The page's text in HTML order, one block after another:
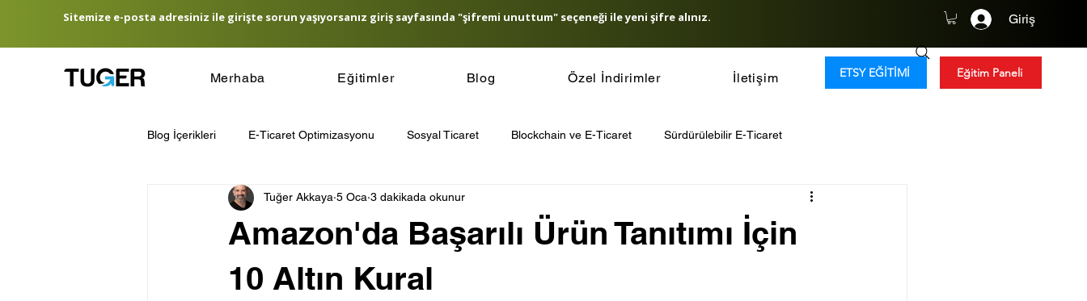
Sitemize e-posta adresiniz ile girişte sorun yaşıyorsanız giriş sayfasında "şifremi unuttum" seçeneği ile yeni şifre alınız. Giriş
Merhaba Eğitimler Blog Özel İndirimler İletişim ETSY EĞİTİMİ Eğitim Paneli
Blog İçerikleri E-Ticaret Optimizasyonu Sosyal Ticaret Blockchain ve E-Ticaret Sürdürülebilir E-Ticaret
E-Ticaret Lojistik Yönetimi E-Ticaret Güvenliği Tüketim Trendleri
Hedef Kitle Belirleme E-Ticaret Ödeme Sistemleri
Amazon'da Başarılı Ürün Tanıtımı İçin
10 Altın Kural
Tuğer Akkaya 5 Oca 3 dakikada okunur